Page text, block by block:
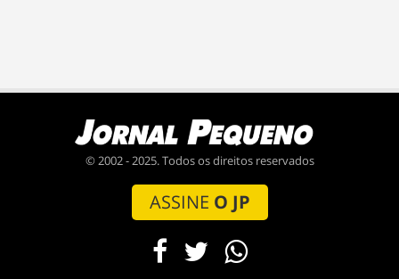
© 2002 - 2025. Todos os direitos reservados
ASSINE O JP